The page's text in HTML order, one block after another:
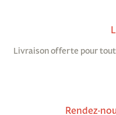
Livraison offerte pour
Rendez-